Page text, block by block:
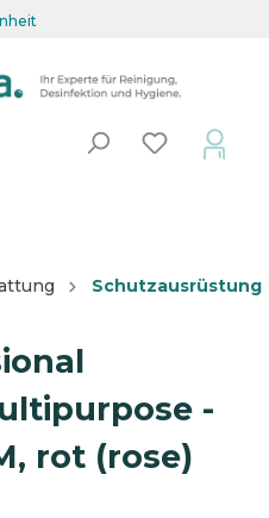
Schutzausrüstung
-
rot (rose)